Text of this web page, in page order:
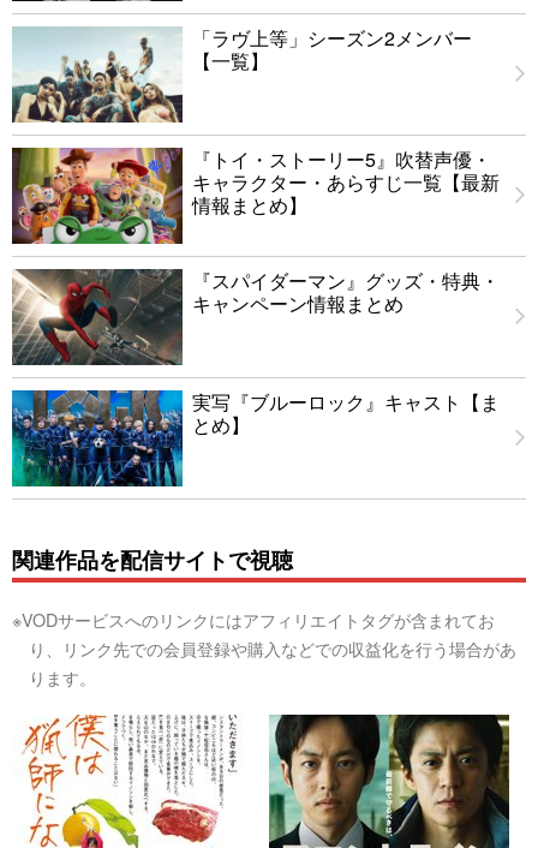
「ラヴ上等」シーズン2メンバー
【一覧】
『トイ・ストーリー5』吹替声優・
キャラクター・あらすじ一覧【最新
情報まとめ】
『スパイダーマン』グッズ・特典・
キャンペーン情報まとめ
実写『ブルーロック』キャスト【ま
とめ】
関連作品を配信サイトで視聴
※VODサービスへのリンクにはアフィリエイトタグが含まれてお
り、リンク先での会員登録や購入などでの収益化を行う場合があ
ります。